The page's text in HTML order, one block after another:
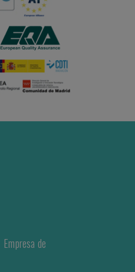
Empresa de